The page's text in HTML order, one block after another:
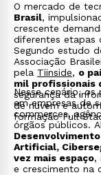
aplicação
LGPD.
O mercado de
Brasil,
crescente
diferentes etapas
Segundo estudo
Associação
pela Tiinside, o
mil profissionais
segurança da
de nuvem e
formação Full
Nesse cenário,
em empresas de
commerces,
órgãos públicos.
Artificial,
vez mais espaço,
e crescimento na